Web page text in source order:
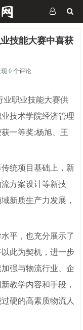
技能大赛中喜获
现 0 个评论
业职业技能大赛供
技术学院经济管理
一等奖;杨旭、王
统项目基础上，新
方案设计等新技
新质生产力发展，
平，也充分展示了
此为契机，进一步
强与物流行业、企
教学内容和手段，
硬的高素质物流人